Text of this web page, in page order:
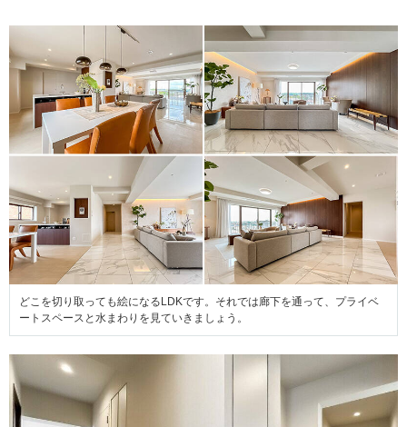
どこを切り取っても絵になるLDKです。それでは廊下を通って、プライベ
ートスペースと水まわりを見ていきましょう。